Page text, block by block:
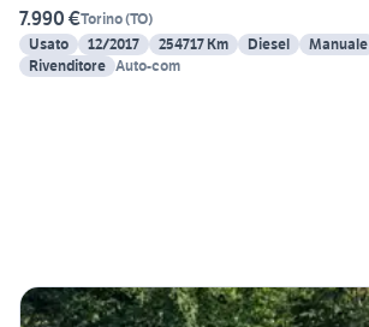
7.990 €Torino(TO)
Usato
12/2017 254717 Km Diesel Manuale
Rivenditore Auto-com